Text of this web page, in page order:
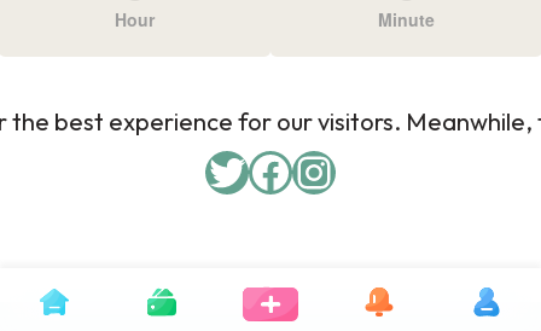
Hour Minute
best experience for our visitors. Meanwhile,